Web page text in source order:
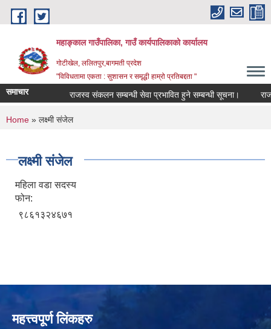
Skip to main content
महाङ्काल गाउँपालिका, गाउँ कार्यपालिकाको कार्यालय
गोटीखेल, ललितपुर,बागमती प्रदेश
"विविधतामा एकता : सुशासन र समृद्धी हाम्रो प्रतिबद्दता "
समाचार राजस्व संकलन सम्बन्धी सेवा प्रभावित हुने सम्बन्धी सूचना।
You are here
Home » लक्ष्मी संजेल
लक्ष्मी संजेल
महिला वडा सदस्य
फोन:
९८६१३२४६७१
महत्त्वपूर्ण लिंकहरु